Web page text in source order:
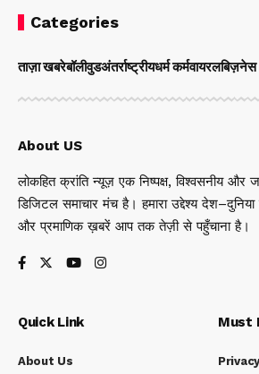
Categories
ताज़ा खबरेबॉलीवुडअंतर्राष्ट्रीयधर्म कर्मवायरलबिज़नेस
About US
लोकहित क्रांति न्यूज़ एक निष्पक्ष, विश्वसनीय और
डिजिटल समाचार मंच है। हमारा उद्देश्य
और प्रमाणिक ख़बरें आप तक तेज़ी से पहुँचाना है।
Quick Link
About Us
Must